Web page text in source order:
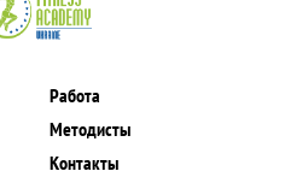
Работа
Методисты
Контакты